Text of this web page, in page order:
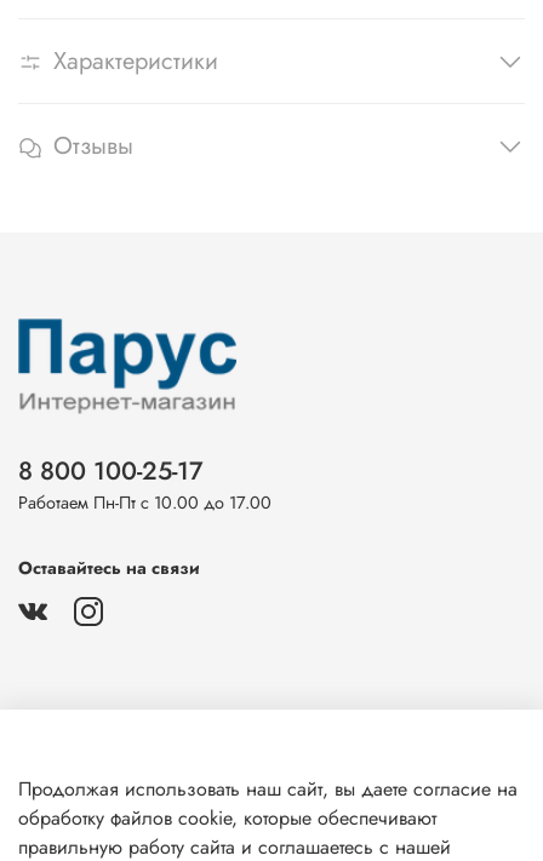
Характеристики
Отзывы
Клиентам
8 800 100-25-17
Работаем Пн-Пт с 10.00 до 17.00
Оставайтесь на связи
Продолжая использовать наш сайт, вы даете согласие на
обработку файлов cookie, которые обеспечивают
правильную работу сайта и соглашаетесь с нашей